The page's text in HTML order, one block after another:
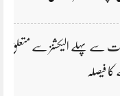
سے پہلے الیکشنز سے متعلق
فیصلہ